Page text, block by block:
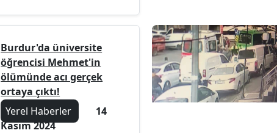
Burdur'da üniversite
öğrencisi Mehmet'in
ölümünde acı gerçek
ortaya çıktı!
Yerel Haberler
14
Kasım 2024